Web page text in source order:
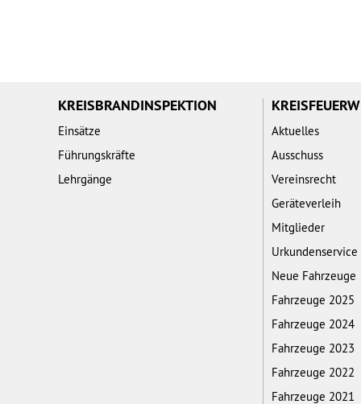
KREISBRANDINSPEKTION
Einsätze
Führungskräfte
Lehrgänge
Aktuelles
Ausschuss
Vereinsrecht
Geräteverleih
Mitglieder
Urkundenservice
Neue Fahrzeuge
Fahrzeuge 2025
Fahrzeuge 2024
Fahrzeuge 2023
Fahrzeuge 2022
Fahrzeuge 2021